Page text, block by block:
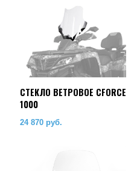
CТЕКЛО ВЕТРОВОЕ CFORCE
1000
24 870 руб.